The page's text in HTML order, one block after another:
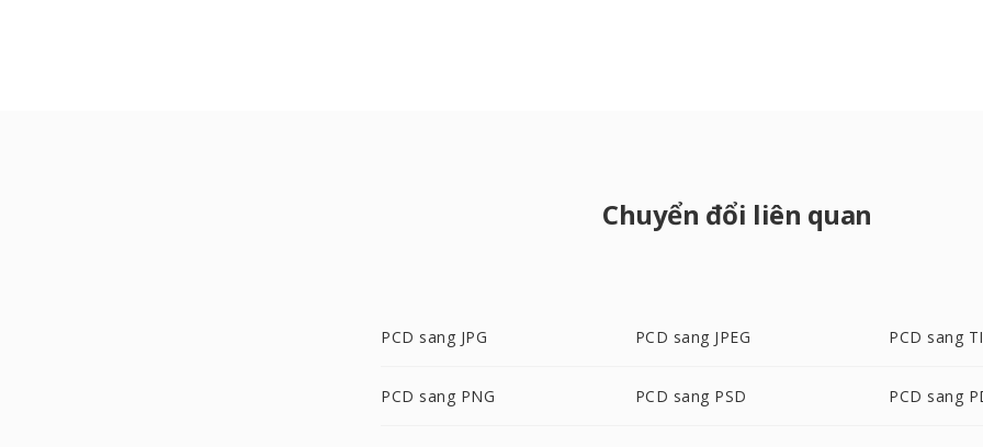
Chuyển đổi liên quan
PCD sang JPG PCD sang JPEG PCD sang
PCD sang PNG PCD sang PSD PCD sang